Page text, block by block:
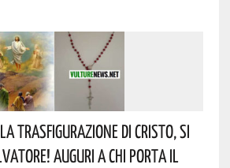
Trasfigurazione Di Cristo, Si
Auguri A Chi Porta Il